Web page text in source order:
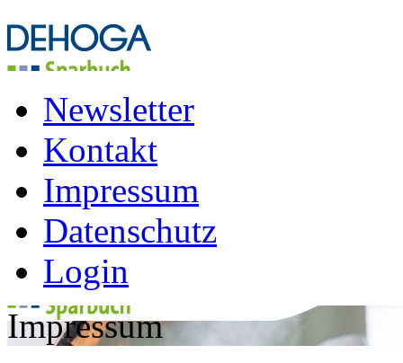
Newsletter
Kontakt
Impressum
Datenschutz
Login
Impressum